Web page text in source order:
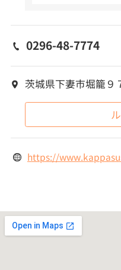
0296-48-7774
茨城県下妻市堀籠９
https://